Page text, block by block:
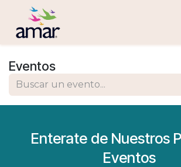
Ir al contenido
Eventos
Enterate de Nuestros
Eventos